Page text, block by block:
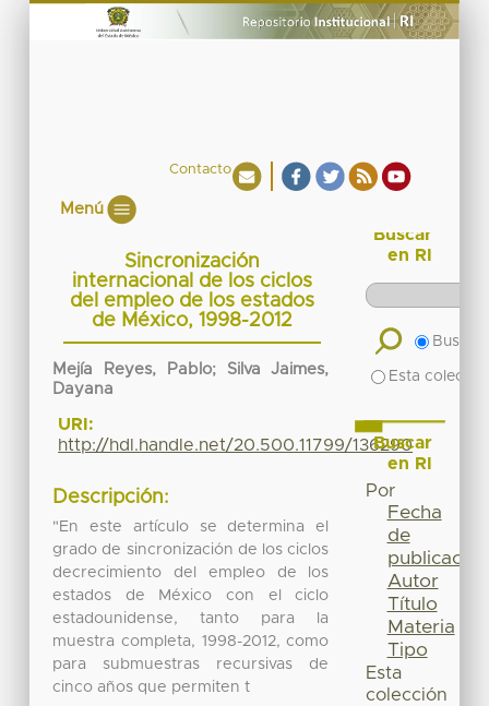
Contacto
Menú
Sincronización
internacional de los ciclos
del empleo de los estados
de México, 1998-2012
Mejía Reyes, Pablo; Silva Jaimes,
Dayana
URI:
http://hdl.handle.net/20.500.11799/136290
Descripción:
"En este artículo se determina el
grado de sincronización de los ciclos
decrecimiento del empleo de los
estados de México con el ciclo
estadounidense, tanto para la
muestra completa, 1998-2012, como
para submuestras recursivas de
cinco años que permiten t
Buscar
en RI
Buscar
Esta
Buscar
en RI
Por
Fecha
de
publicación
Autor
Título
Materia
Tipo
Esta
colección